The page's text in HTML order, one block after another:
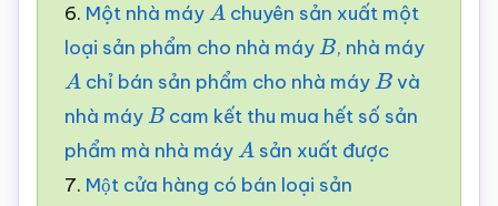
6. Một nhà máyA chuyên sản xuất một
loại sản phẩm cho nhà máyB , nhà máy
A chỉ bán sản phẩm cho nhà máyB và
nhà máyB cam kết thu mua hết số sản
phẩm mà nhà máyA sản xuất được
7. Một cửa hàng có bán loại sản